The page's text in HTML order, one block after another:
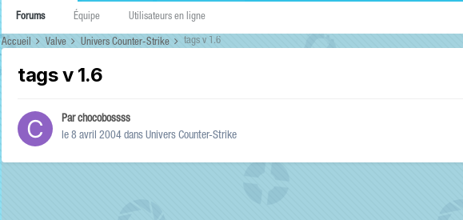
Forums Équipe Utilisateurs en ligne
Accueil Valve Univers Counter-Strike tags v 1.6
tags v 1.6
Parchocobossss
le 8 avril 2004 dans Univers Counter-Strike